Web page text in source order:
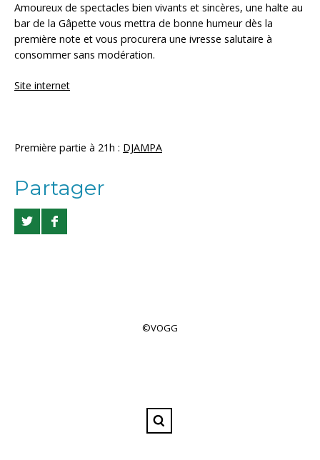
Amoureux de spectacles bien vivants et sincères, une halte au
bar de la Gâpette vous mettra de bonne humeur dès la
première note et vous procurera une ivresse salutaire à
consommer sans modération.
Site internet
Première partie à 21h : DJAMPA
Partager
©VOGG